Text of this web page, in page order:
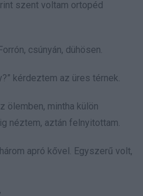
szent voltam ortopéd
csúnyán, dühösen.
kérdeztem az üres térnek.
ölemben, mintha külön
néztem, aztán felnyitottam.
apró kővel. Egyszerű volt,